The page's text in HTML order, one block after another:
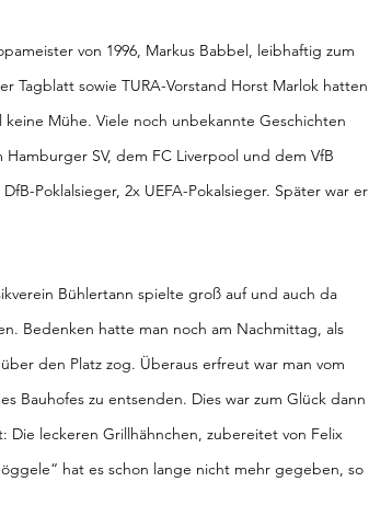
von 1996, Markus Babbel, leibhaftig zum
Tagblatt sowie TURA-Vorstand Horst Marlok hatten
Mühe. Viele noch unbekannte Geschichten
SV, dem FC Liverpool und dem VfB
Poklalsieger, 2x UEFA-Pokalsieger. Später war er
Bühlertann spielte groß auf und auch da
Bedenken hatte man noch am Nachmittag, als
den Platz zog. Überaus erfreut war man vom
Bauhofes zu entsenden. Dies war zum Glück dann
leckeren Grillhähnchen, zubereitet von Felix
hat es schon lange nicht mehr gegeben, so